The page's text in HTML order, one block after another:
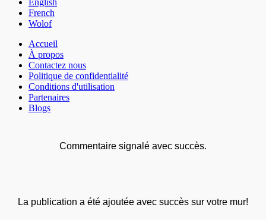
English
French
Wolof
Accueil
À propos
Contactez nous
Politique de confidentialité
Conditions d'utilisation
Partenaires
Blogs
Commentaire signalé avec succès.
La publication a été ajoutée avec succès sur votre mur!